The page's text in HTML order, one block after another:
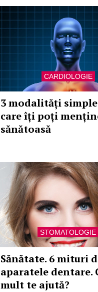
CARDIOLOGIE
3 modalități
care îți poți
sănătoasă
STOMATOLOGIE
Sănătate. 6 mituri
aparatele dentare.
mult te ajută?